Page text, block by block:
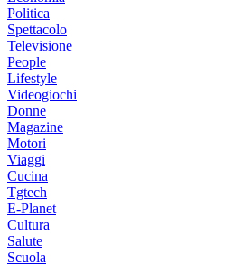
Politica
Spettacolo
Televisione
People
Lifestyle
Videogiochi
Donne
Magazine
Motori
Viaggi
Cucina
Tgtech
E-Planet
Cultura
Salute
Scuola